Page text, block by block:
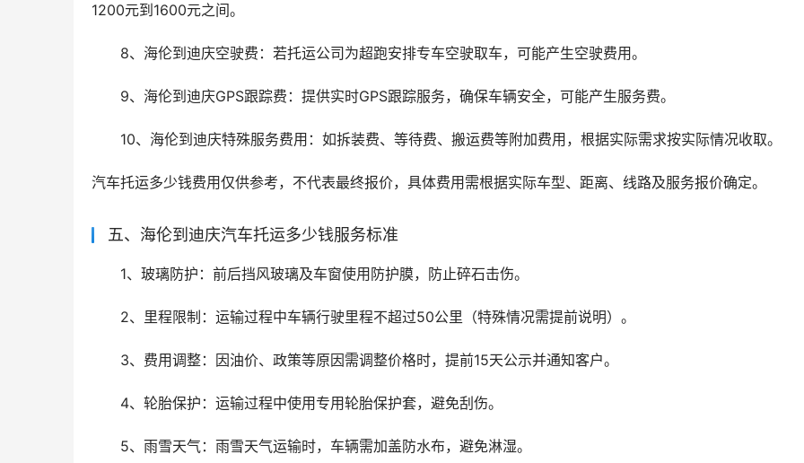
1200元到1600元之间。
8、海伦到迪庆空驶费：若托运公司为超跑安排专车空驶取车，可能产生空驶费用。
9、海伦到迪庆GPS跟踪费：提供实时GPS跟踪服务，确保车辆安全，可能产生服务费。
10、海伦到迪庆特殊服务费用：如拆装费、等待费、搬运费等附加费用，根据实际需求按实际情况收取。
汽车托运多少钱费用仅供参考，不代表最终报价，具体费用需根据实际车型、距离、线路及服务报价确定。
五、海伦到迪庆汽车托运多少钱服务标准
1、玻璃防护：前后挡风玻璃及车窗使用防护膜，防止碎石击伤。
2、里程限制：运输过程中车辆行驶里程不超过50公里（特殊情况需提前说明）。
3、费用调整：因油价、政策等原因需调整价格时，提前15天公示并通知客户。
4、轮胎保护：运输过程中使用专用轮胎保护套，避免刮伤。
5、雨雪天气：雨雪天气运输时，车辆需加盖防水布，避免淋湿。